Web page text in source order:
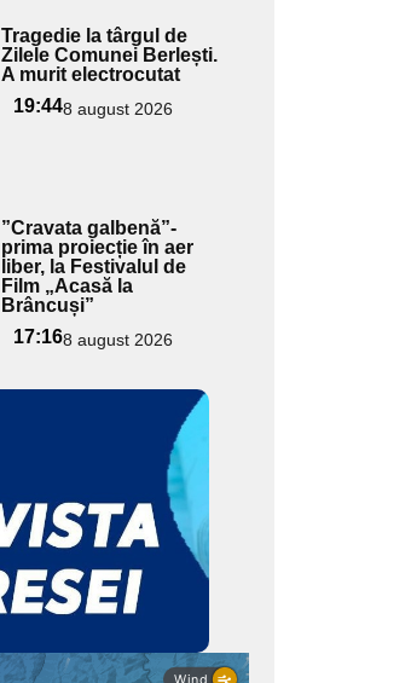
Tragedie la târgul de
Zilele Comunei Berlești.
A murit electrocutat
19:448 august 2026
”Cravata galbenă”-
prima proiecție în aer
liber, la Festivalul de
Film „Acasă la
Brâncuși”
17:168 august 2026